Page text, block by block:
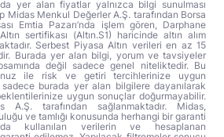
yer alan fiyatlar yalnızca bilgi sunulması
Midas Menkul Değerler A.Ş. tarafından Borsa
Emtia Pazarı’nda işlem gören, Darphane
sertifikası (Altın.S1) haricinde altın alım
Serbest Piyasa Altın verileri en az 15
Burada yer alan bilgi, yorum ve tavsiyeler
değil sadece genel niteliktedir. Bu
ile risk ve getiri tercihlerinize uygun
burada yer alan bilgilere dayanılarak
uygun sonuçlar doğurmayabilir.
A.Ş. tarafından sağlanmaktadır. Midas,
ve tamlığı konusunda herhangi bir garanti
kullanılan verilerin ve hesaplanan